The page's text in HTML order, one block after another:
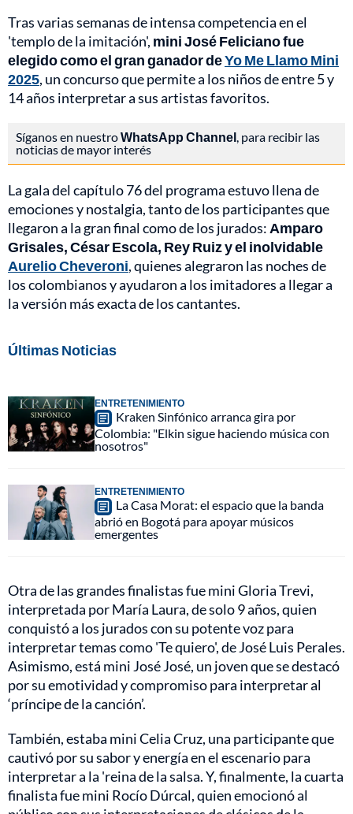
Tras varias semanas de intensa competencia en el
'templo de la imitación', mini José Feliciano fue
elegido como el gran ganador deYo Me Llamo Mini
2025, un concurso que permite a los niños de entre 5 y
14 años interpretar a sus artistas favoritos.
Síganos en nuestroWhatsApp Channel, para recibir las
noticias de mayor interés
La gala del capítulo 76 del programa estuvo llena de
emociones y nostalgia, tanto de los participantes que
llegaron a la gran final como de los jurados: Amparo
Grisales, César Escola, Rey Ruiz y el inolvidable
Aurelio Cheveroni, quienes alegraron las noches de
los colombianos y ayudaron a los imitadores a llegar a
la versión más exacta de los cantantes.
Últimas Noticias
ENTRETENIMIENTO
Kraken Sinfónico arranca gira por
Colombia: "Elkin sigue haciendo música con
nosotros"
ENTRETENIMIENTO
La Casa Morat: el espacio que la banda
abrió en Bogotá para apoyar músicos
emergentes
Otra de las grandes finalistas fue mini Gloria Trevi,
interpretada por María Laura, de solo 9 años, quien
conquistó a los jurados con su potente voz para
interpretar temas como 'Te quiero', de José Luis Perales.
Asimismo, está mini José José, un joven que se destacó
por su emotividad y compromiso para interpretar al
‘príncipe de la canción’.
También, estaba mini Celia Cruz, una participante que
cautivó por su sabor y energía en el escenario para
interpretar a la 'reina de la salsa. Y, finalmente, la cuarta
finalista fue mini Rocío Dúrcal, quien emocionó al